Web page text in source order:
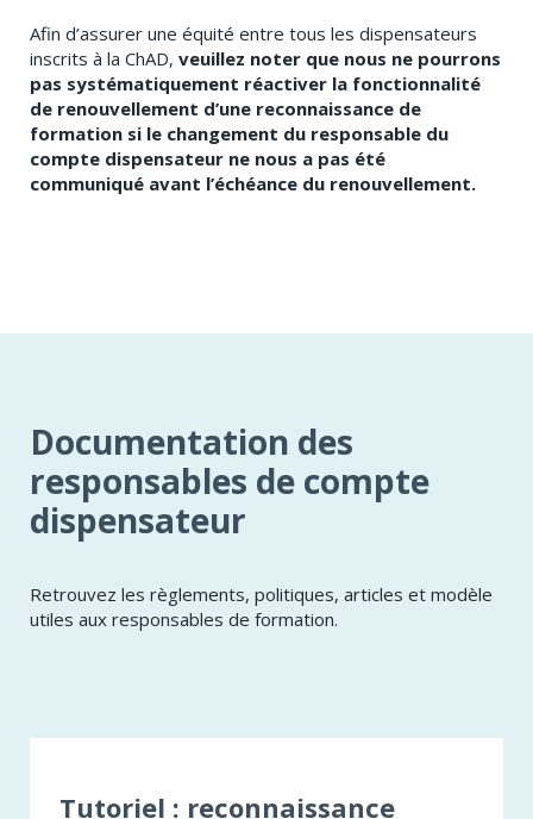
Afin d’assurer une équité entre tous les dispensateurs
inscrits à la ChAD, veuillez noter que nous ne pourrons
pas systématiquement réactiver la fonctionnalité
de renouvellement d’une reconnaissance de
formation si le changement du responsable du
compte dispensateur ne nous a pas été
communiqué avant l’échéance du renouvellement.
Documentation des
responsables de compte
dispensateur
Retrouvez les règlements, politiques, articles et modèle
utiles aux responsables de formation.
Tutoriel : reconnaissance